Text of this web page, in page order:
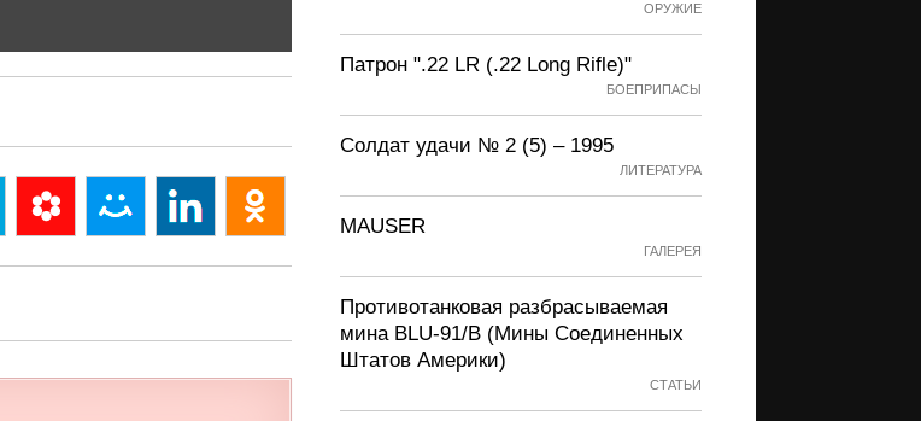
ОРУЖИЕ
Патрон ".22 LR (.22 Long Rifle)"
БОЕПРИПАСЫ
Солдат удачи № 2 (5) – 1995
ЛИТЕРАТУРА
MAUSER
ГАЛЕРЕЯ
Противотанковая разбрасываемая
мина BLU-91/B (Мины Соединенных
Штатов Америки)
СТАТЬИ